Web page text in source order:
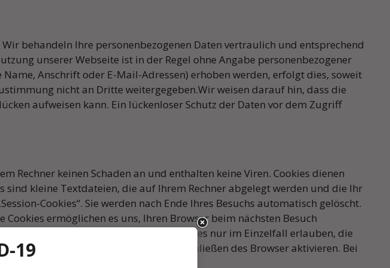
behandeln Ihre personenbezogenen Daten vertraulich und entsprechend
unserer Webseite ist in der Regel ohne Angabe personenbezogener
Anschrift oder E-Mail-Adressen) erhoben werden, erfolgt dies, soweit
nicht an Dritte weitergegeben.Wir weisen darauf hin, dass die
aufweisen kann. Ein lückenloser Schutz der Daten vor dem Zugriff
Rechner keinen Schaden an und enthalten keine Viren. Cookies dienen
kleine Textdateien, die auf Ihrem Rechner abgelegt werden und die Ihr
Cookies“. Sie werden nach Ende Ihres Besuchs automatisch gelöscht.
ermöglichen es uns, Ihren Browser beim nächsten Besuch
Cookies informiert werden und Cookies nur im Einzelfall erlauben, die
Löschen der Cookies beim Schließen des Browser aktivieren. Bei
sein.
19